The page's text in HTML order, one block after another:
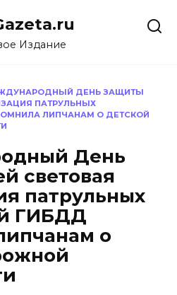
Издание
ДЕНЬ ЗАЩИТЫ
ПАТРУЛЬНЫХ
ЛИПЧАНАМ О ДЕТСКОЙ
День
световая
патрульных
ГИБДД
о